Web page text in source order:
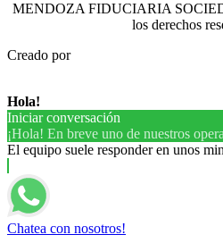
MENDOZA FIDUCIARIA
los derechos
Creado por
Hola!
Iniciar conversación
¡Hola! En breve uno de nuestros
El equipo suele responder en unos
Chatea con nosotros!